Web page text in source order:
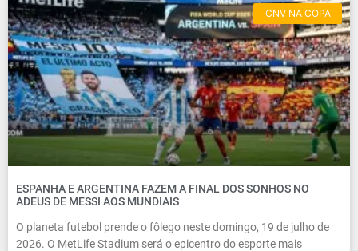
CNV NA COPA
ESPANHA E ARGENTINA FAZEM A FINAL DOS SONHOS NO
ADEUS DE MESSI AOS MUNDIAIS
O planeta futebol prende o fôlego neste domingo, 19 de julho de
2026. O MetLife Stadium será o epicentro do esporte mais